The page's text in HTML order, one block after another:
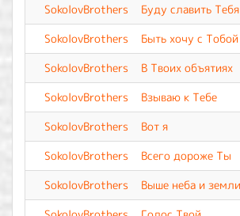
SokolovBrothers
Буду славить Тебя
SokolovBrothers
Быть хочу с Тобой
SokolovBrothers
В Твоих объятиях
SokolovBrothers
Взываю к Тебе
SokolovBrothers
Вот я
SokolovBrothers
Всего дороже Ты
SokolovBrothers
Выше неба и земли